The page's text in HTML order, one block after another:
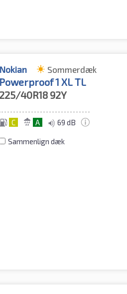
Nokian Sommerdæk
Powerproof 1 XL TL
225/40R18 92Y
C A 69 dB
Sammenlign dæk